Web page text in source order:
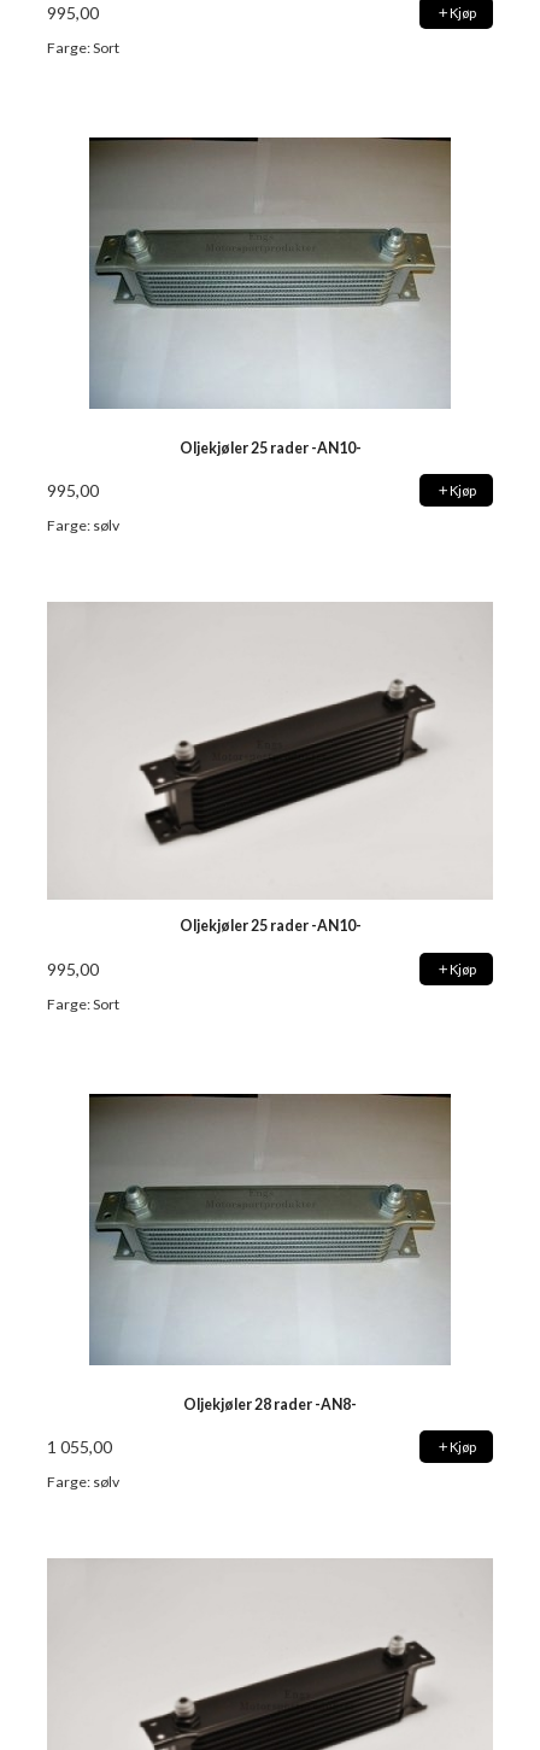
995,00 Kjøp
Farge: Sort
Oljekjøler 25 rader -AN10-
995,00 Kjøp
Farge: sølv
Oljekjøler 25 rader -AN10-
995,00 Kjøp
Farge: Sort
Oljekjøler 28 rader -AN8-
1 055,00 Kjøp
Farge: sølv